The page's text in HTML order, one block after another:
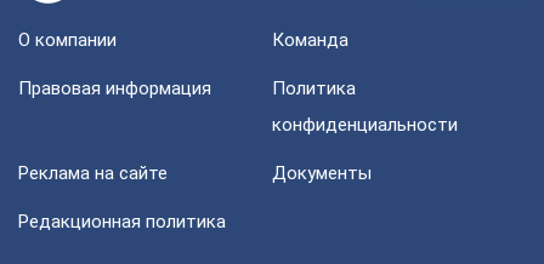
О компании Команда
Правовая информация
Политика
конфиденциальности
Реклама на сайте Документы
Редакционная политика